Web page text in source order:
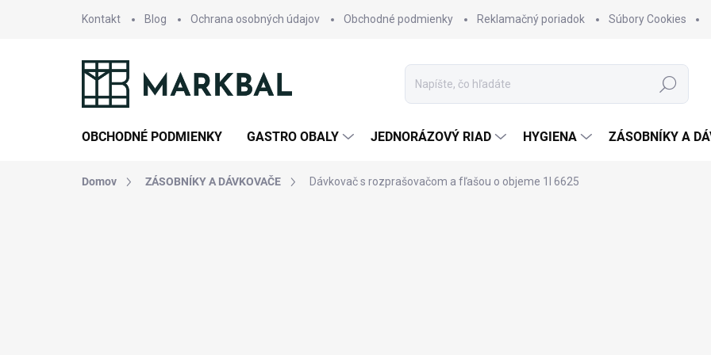
Kontakt Blog Ochrana osobných údajov Obchodné podmienky Reklamačný poriadok Súbory Cookies
Hľadať
OBCHODNÉ PODMIENKY GASTRO OBALY JEDNORÁZOVÝ RIAD HYGIENA ZÁSOBNÍKY A
Domov ZÁSOBNÍKY A DÁVKOVAČE Dávkovač s rozprašovačom a fľašou o objeme 1l 6625